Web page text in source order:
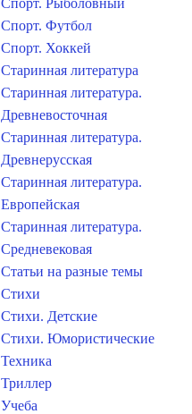
Спорт. Рыболовный
Спорт. Футбол
Спорт. Хоккей
Старинная литература
Старинная литература.
Древневосточная
Старинная литература.
Древнерусская
Старинная литература.
Европейская
Старинная литература.
Средневековая
Статьи на разные темы
Стихи
Стихи. Детские
Стихи. Юмористические
Техника
Триллер
Учеба